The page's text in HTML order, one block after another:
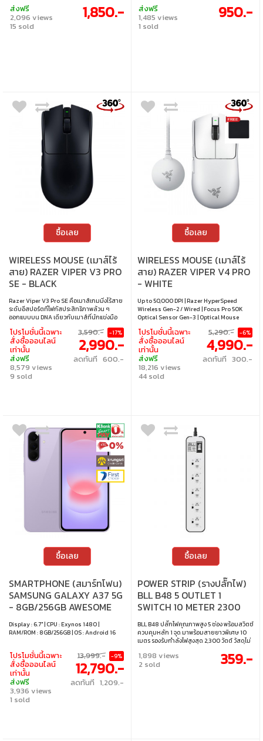
เหมาะกับโต๊ะทำงานที่ต้องการเพิ่มพื้นที่ ความ
เป็นระเบียบ และภาพลักษณ์แบบมืออาชีพใน
ราคาที่คุ้มค่า • รองรับจอขนาด 17"–32" น้ำหนัก
ส่งฟรี
2,096 views
15 sold
1,850.-
ไดรเวอร์ 40 มม. พร้อมไมโครโฟนถอดได้ตัด
เสียงรบกวน แบตเตอรี่ใช้งานยาว เหมาะกับการ
ใช้งานต่อเนื่องยาวๆ • รองรับการเชื่อมต่อ 3
ส่งฟรี
1,485 views
1 sold
950.-
ซื้อเลย
WIRELESS MOUSE (เมาส์ไร้
สาย) RAZER VIPER V3 PRO
SE - BLACK
Razer Viper V3 Pro SE คือเมาส์เกมมิ่งไร้สาย
ระดับอีสปอร์ตที่โฟกัสประสิทธิภาพล้วน ๆ
ออกแบบบน DNA เดียวกับเมาส์ที่นักแข่งมือ
อาชีพเลือกใช้ ตัวเมาส์น้ำหนักเบามาก ตอบ
สนองรวดเร็ว แม่นยำ และเสถียร เหมาะสำหรับ
การแข่งขันจริงจังทุกระดับ โดยผ่านการพัฒนา
และไว้วางใจจากโปรเพลเยอร์ทั่วโลก • ความ
ละเอียด : สูงสุด 35,000 DPI • การเชื่อมต่อ :
Razer HyperSpeed ไร้สาย / แบบมีสาย •
เซนเซอร์ : Focus Pro 35K Optical Sensor
โปรโมชั่นนี้เฉพาะ
สั่งซื้อออนไลน์
เท่านั้น
ส่งฟรี
8,579 views
9 sold
3,590.- -17%
2,990.-
ลดทันที 600.-
ซื้อเลย
WIRELESS MOUSE (เมาส์ไร้
สาย) RAZER VIPER V4 PRO
- WHITE
Up to 50,000 DPI | Razer HyperSpeed
Wireless Gen-2 / Wired | Focus Pro 50K
Optical Sensor Gen-3 | Optical Mouse
Switches Gen-4 | 930 IPS | Up to 180 hours
at 1000 Hz / Up to 45 hours at 8000 Hz |
90 G | 6 buttons
โปรโมชั่นนี้เฉพาะ
สั่งซื้อออนไลน์
เท่านั้น
ส่งฟรี
18,216 views
44 sold
5,290.- -6%
4,990.-
ลดทันที 300.-
ซื้อเลย
SMARTPHONE (สมาร์ทโฟน)
SAMSUNG GALAXY A37 5G
- 8GB/256GB AWESOME
LAVENDER
Display : 6.7" | CPU : Exynos 1480 |
RAM/ROM : 8GB/256GB | OS : Android 16
โปรโมชั่นนี้เฉพาะ
สั่งซื้อออนไลน์
เท่านั้น
ส่งฟรี
3,936 views
1 sold
13,999.- -9%
12,790.-
ลดทันที 1,209.-
ซื้อเลย
POWER STRIP (รางปลั๊กไฟ)
BLL B48 5 OUTLET 1
SWITCH 10 METER 2300
WATT - WHITE
BLL B48 ปลั๊กไฟคุณภาพสูง 5 ช่อง พร้อมสวิตช์
ควบคุมหลัก 1 จุด มาพร้อมสายยาวพิเศษ 10
เมตร รองรับกำลังไฟสูงสุด 2,300 วัตต์ วัสดุไม่
มาตรฐาน มอก.2432-2555 ใช้งานปลอดภัยทั้ง
ในบ้านและสำนักงาน • ช่องเสียบไฟ 5 ช่อง •
1,898 views
2 sold 359.-